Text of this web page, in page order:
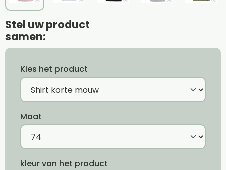
Stel uw product
samen:
Kies het product
Maat
kleur van het product